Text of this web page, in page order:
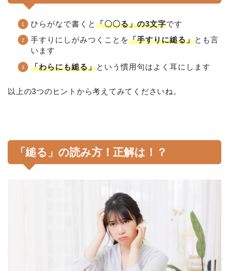
ひらがなで書くと 「〇〇る」の3文字です
手すりにしがみつくことを「手すりに縋る」とも言
います
「わらにも縋る」という慣用句はよく耳にします
以上の3つのヒントから考えてみてくださいね。
「縋る」の読み方！正解は！？